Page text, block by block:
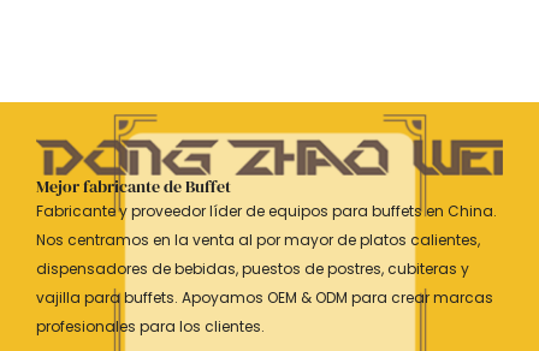
Mejor fabricante de Buffet
Fabricante y proveedor líder de equipos para buffets en China.
Nos centramos en la venta al por mayor de platos calientes,
dispensadores de bebidas, puestos de postres, cubiteras y
vajilla para buffets. Apoyamos OEM & ODM para crear marcas
profesionales para los clientes.